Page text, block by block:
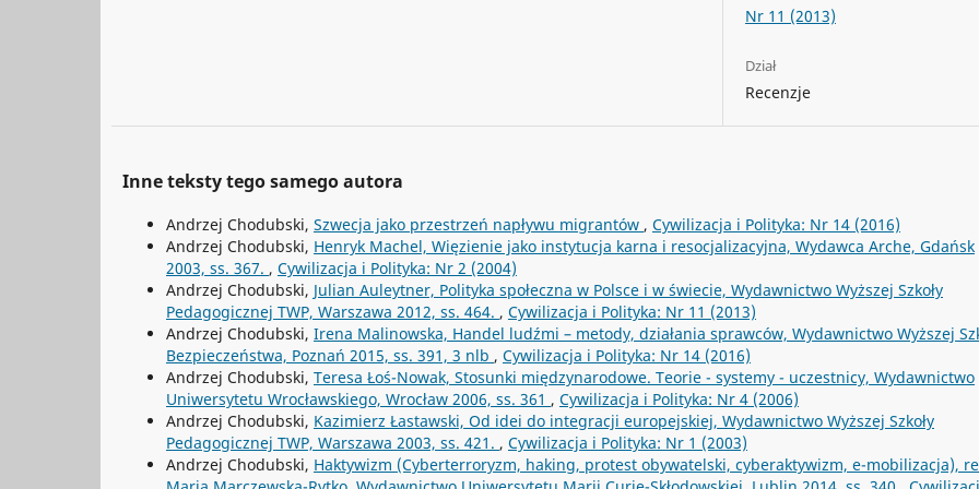
Nr 11 (2013)
Dział
Recenzje
Inne teksty tego samego autora
Andrzej Chodubski, Szwecja jako przestrzeń napływu migrantów , Cywilizacja i Polityka: Nr 14 (2016)
Andrzej Chodubski, Henryk Machel, Więzienie jako instytucja karna i resocjalizacyjna, Wydawca Arche, Gdańsk
2003, ss. 367. , Cywilizacja i Polityka: Nr 2 (2004)
Andrzej Chodubski, Julian Auleytner, Polityka społeczna w Polsce i w świecie, Wydawnictwo Wyższej Szkoły
Pedagogicznej TWP, Warszawa 2012, ss. 464. , Cywilizacja i Polityka: Nr 11 (2013)
Andrzej Chodubski, Irena Malinowska, Handel ludźmi – metody, działania sprawców, Wydawnictwo Wyższej
Bezpieczeństwa, Poznań 2015, ss. 391, 3 nlb , Cywilizacja i Polityka: Nr 14 (2016)
Andrzej Chodubski, Teresa Łoś-Nowak, Stosunki międzynarodowe. Teorie - systemy - uczestnicy, Wydawnictwo
Uniwersytetu Wrocławskiego, Wrocław 2006, ss. 361 , Cywilizacja i Polityka: Nr 4 (2006)
Andrzej Chodubski, Kazimierz Łastawski, Od idei do integracji europejskiej, Wydawnictwo Wyższej Szkoły
Pedagogicznej TWP, Warszawa 2003, ss. 421. , Cywilizacja i Polityka: Nr 1 (2003)
Andrzej Chodubski, Haktywizm (Cyberterroryzm, haking, protest obywatelski, cyberaktywizm, e-mobilizacja),